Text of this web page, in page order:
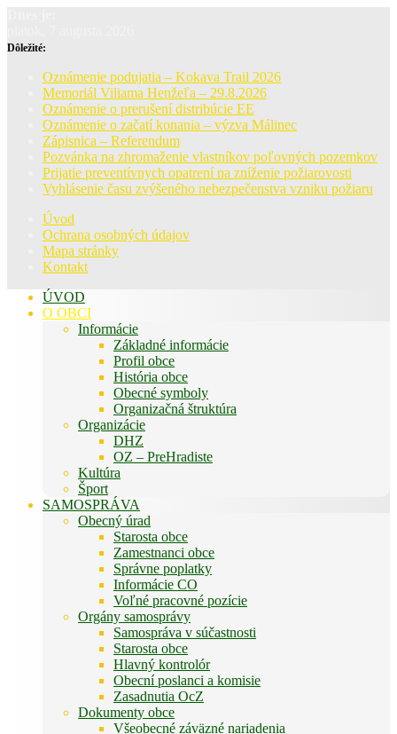
Dôležité:
Oznámenie podujatia – Kokava Trail 2026
Memoriál Viliama Henžeľa – 29.8.2026
Oznámenie o prerušení distribúcie EE
Oznámenie o začatí konania – výzva Málinec
Zápisnica – Referendum
Pozvánka na zhromaženie vlastníkov poľovných pozemkov
Prijatie preventívnych opatrení na zníženie požiarovosti
Vyhlásenie času zvýšeného nebezpečenstva vzniku požiaru
Úvod
Ochrana osobných údajov
Mapa stránky
Kontakt
ÚVOD
O OBCI
Informácie
Základné informácie
Profil obce
História obce
Obecné symboly
Organizačná štruktúra
Organizácie
DHZ
OZ – PreHradiste
Kultúra
Šport
SAMOSPRÁVA
Obecný úrad
Starosta obce
Zamestnanci obce
Správne poplatky
Informácie CO
Voľné pracovné pozície
Orgány samosprávy
Samospráva v súčastnosti
Starosta obce
Hlavný kontrolór
Obecní poslanci a komisie
Zasadnutia OcZ
Dokumenty obce
Všeobecné záväzné nariadenia